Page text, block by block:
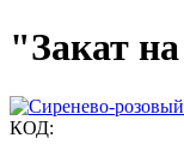
"Закат
КОД: